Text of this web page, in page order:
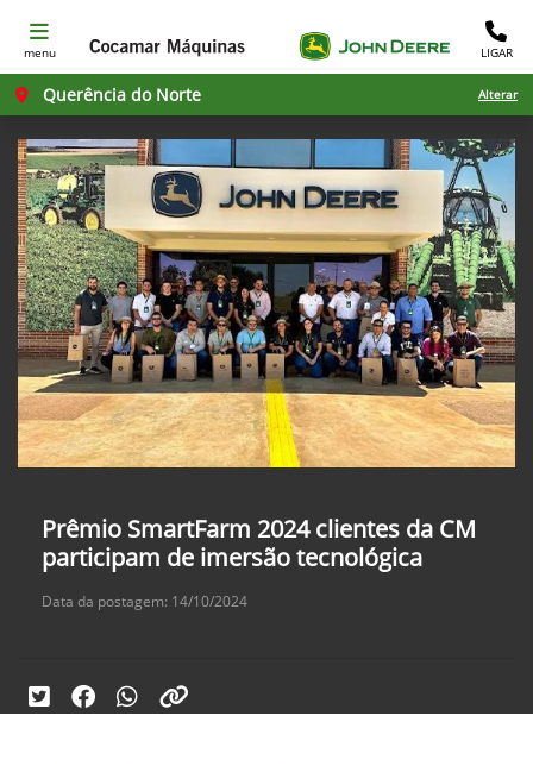
menu LIGAR
Querência do Norte Alterar
Prêmio SmartFarm 2024 clientes da CM
participam de imersão tecnológica
Data da postagem: 14/10/2024